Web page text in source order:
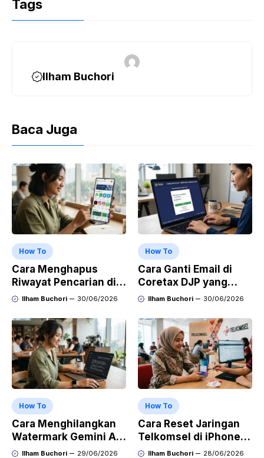
Tags
Ilham Buchori
Baca Juga
How To
Cara Menghapus
Riwayat Pencarian di
Play Store di HP
OPPO, dan Vivo
Ilham Buchori 30/06/2026
How To
Cara Ganti Email di
Coretax DJP yang
Sudah Tidak Aktif
Ilham Buchori 30/06/2026
How To
Cara Menghilangkan
Watermark Gemini AI
dengan Mudah Hasil
Ilham Buchori 29/06/2026
How To
Cara Reset Jaringan
Telkomsel di iPhone
agar Koneksi Stabil
Ilham Buchori 28/06/2026